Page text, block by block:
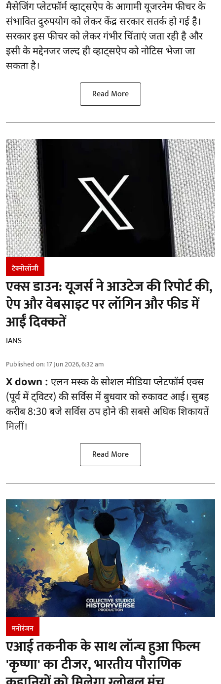
मैसेजिंग प्लेटफॉर्म व्हाट्सऐप के आगामी यूजरनेम फीचर के
संभावित दुरुपयोग को लेकर केंद्र सरकार सतर्क हो गई है।
सरकार इस फीचर को लेकर गंभीर चिंताएं जता रही है और
इसी के मद्देनजर जल्द ही व्हाट्सऐप को नोटिस भेजा जा
सकता है।
Read More
टेक्नोलॉजी
एक्स डाउन: यूजर्स ने आउटेज की रिपोर्ट की,
ऐप और वेबसाइट पर लॉगिन और फीड में
आईं दिक्कतें
IANS
Published on:17 Jun 2026, 6:32 am
X down : एलन मस्क के सोशल मीडिया प्लेटफॉर्म एक्स
(पूर्व में ट्विटर) की सर्विस में बुधवार को रुकावट आई। सुबह
करीब 8:30 बजे सर्विस ठप होने की सबसे अधिक शिकायतें
मिलीं।
Read More
मनोरंजन
एआई तकनीक के साथ लॉन्च हुआ फिल्म
'कृष्णा' का टीजर, भारतीय पौराणिक